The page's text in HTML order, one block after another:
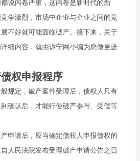
内卷严重，这内卷是新时代的新
争激烈，市场中企业与企业之间的竞
不好就可能面临破产。接下来，关于
详细内容，就由诉宁网小编为您做更进
权申报程序
定，破产案件受理后，债权人只有
确认后，才能行使破产参与、受偿等
请后，应当确定债权人申报债权的
人民法院发布受理破产申请公告之日